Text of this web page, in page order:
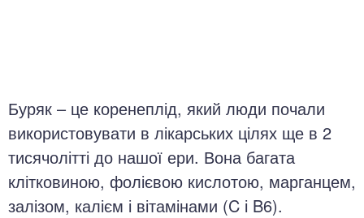
Буряк – це коренеплід, який люди почали
використовувати в лікарських цілях ще в 2
тисячолітті до нашої ери. Вона багата
клітковиною, фолієвою кислотою, марганцем,
залізом, калієм і вітамінами (C і B6).